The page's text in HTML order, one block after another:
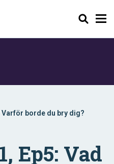
Sök
Varför borde du bry dig?
Ep5: Vad